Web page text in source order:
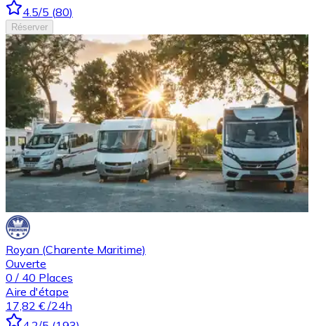
4.5/5 (80)
Réserver
Royan (Charente Maritime)
Ouverte
0 / 40 Places
Aire d'étape
17,82 € /24h